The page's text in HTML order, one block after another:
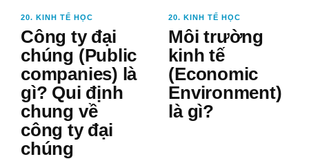
20. KINH TẾ HỌC
Công ty đại
chúng (Public
companies) là
gì? Qui định
chung về
công ty đại
chúng
20. KINH TẾ HỌC
Môi trường
kinh tế
(Economic
Environment)
là gì?